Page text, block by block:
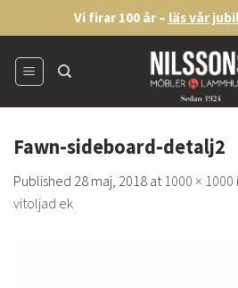
to
content
Vi firar 100 år – läs vår
Fawn-sideboard-detalj2
Published 28 maj, 2018 at1000 × 1000
vitoljad ek